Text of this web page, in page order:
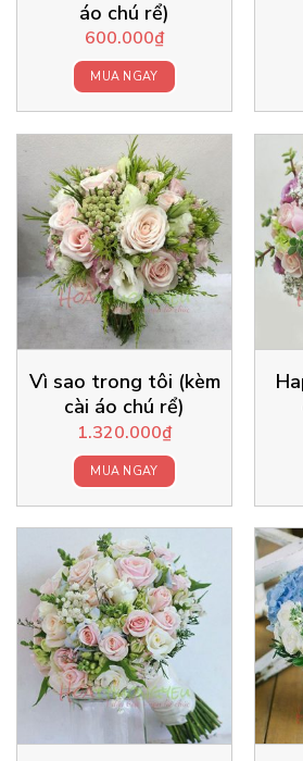
áo chú rể)
600.000₫
MUA NGAY
Vì sao trong tôi (kèm
cài áo chú rể)
1.320.000₫
MUA NGAY